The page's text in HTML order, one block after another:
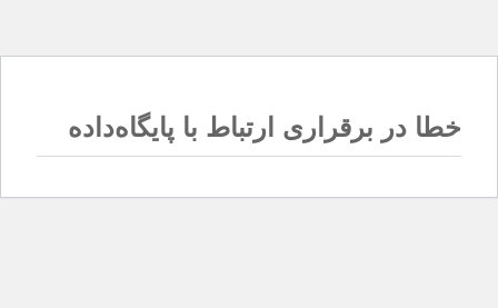
خطا در برقراری ارتباط با پایگاه‌داده